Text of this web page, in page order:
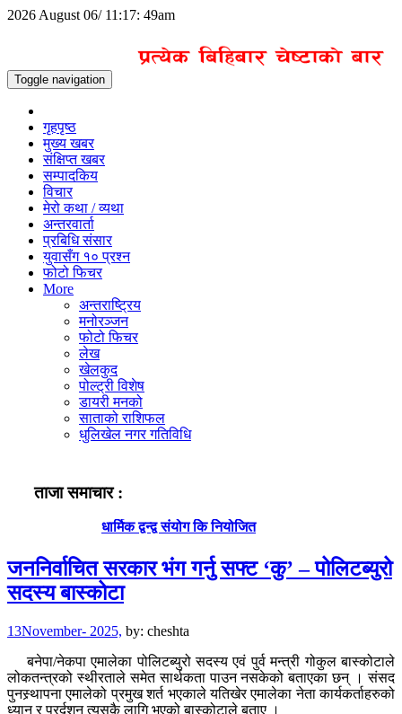
2026 August 06/ 11:17: 49am
Toggle navigation
गृहपृष्ठ
मुख्य खबर
संक्षिप्त खबर
सम्पादकिय
विचार
मेरो कथा / व्यथा
अन्तरवार्ता
प्रबिधि संसार
युवासँग १० प्रश्न
फोटो फिचर
More
अन्तराष्ट्रिय
मनोरञ्जन
फोटो फिचर
लेख
खेलकुद
पोल्ट्री विशेष
डायरी मनको
साताको राशिफल
धुलिखेल नगर गतिविधि
ताजा समाचार :
धार्मिक द्वन्द्व संयोग कि नियोजित
जननिर्वाचित सरकार भंग गर्नु सफ्ट ‘कु’ – पोलिटब्युरो
सदस्य बास्कोटा
13November- 2025, by: cheshta
बनेपा/नेकपा एमालेका पोलिटब्युरो सदस्य एवं पुर्व मन्त्री गोकुल बास्कोटाले
लोकतन्त्रको स्थीरताले समेत सार्थकता पाउन नसकेको बताएका छन् । संसद
पुनस्र्थापना एमालेको प्रमुख शर्त भएकाले यतिखेर एमालेका नेता कार्यकर्ताहरुको
ध्यान र प्रर्दशन त्यसकै लागि भएको बास्कोटाले बताए ।